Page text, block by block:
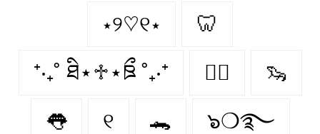
⋆୨♡୧⋆ 🦷
⁺‧₊˚ ཐི⋆♱⋆ཋྀ ˚₊‧⁺ 🤼‍♂️ 🦦
👅 ୧ 🐊 ๖❍࿐